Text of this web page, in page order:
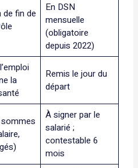
de fin de
En DSN
mensuelle
(obligatoire
depuis 2022)
la
Remis le jour du
départ
À signer par le
salarié ;
contestable 6
mois